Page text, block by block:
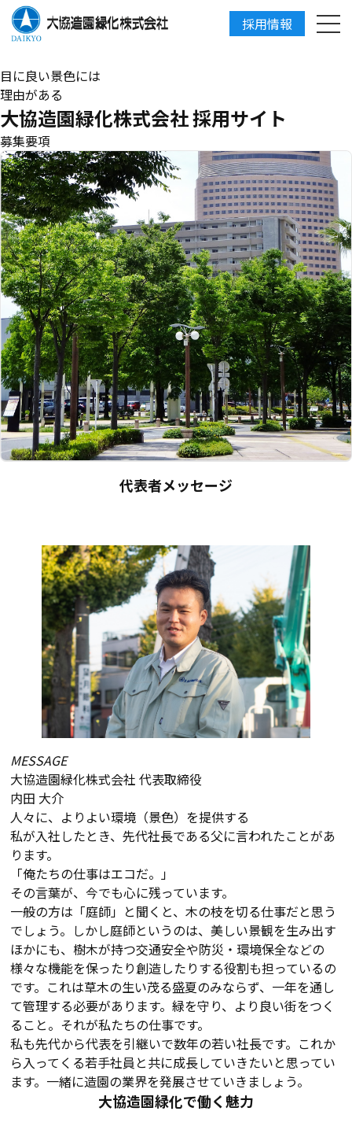
採用情報
目に良い景色には
理由がある
大協造園緑化株式会社 採用サイト
募集要項
代表者メッセージ
MESSAGE
大協造園緑化株式会社 代表取締役
内田 大介
人々に、よりよい環境（景色）を提供する
私が入社したとき、先代社長である父に言われたことがあ
ります。
「俺たちの仕事はエコだ。」
その言葉が、今でも心に残っています。
一般の方は「庭師」と聞くと、木の枝を切る仕事だと思う
でしょう。しかし庭師というのは、美しい景観を生み出す
ほかにも、樹木が持つ交通安全や防災・環境保全などの
様々な機能を保ったり創造したりする役割も担っているの
です。これは草木の生い茂る盛夏のみならず、一年を通し
て管理する必要があります。緑を守り、より良い街をつく
ること。それが私たちの仕事です。
私も先代から代表を引継いで数年の若い社長です。これか
ら入ってくる若手社員と共に成長していきたいと思ってい
ます。一緒に造園の業界を発展させていきましょう。
大協造園緑化で働く魅力